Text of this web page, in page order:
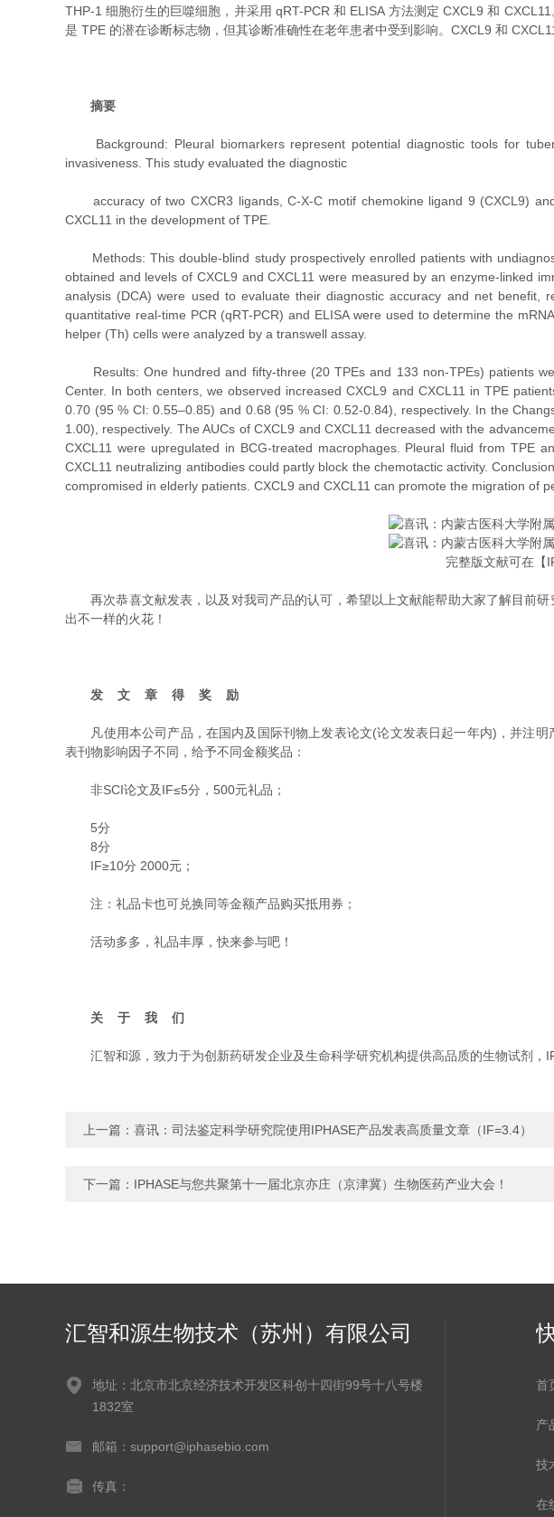
THP-1 细胞衍生的巨噬细胞，并采用 qRT-PCR 和 ELISA 方法测定 CXCL9 和
是 TPE 的潜在诊断标志物，但其诊断准确性在老年患者中受到影响。CXCL9 和
摘要
Background: Pleural biomarkers represent potential diagnostic tools for
invasiveness. This study evaluated the diagnostic
accuracy of two CXCR3 ligands, C-X-C motif chemokine ligand 9 (CXCL9)
CXCL11 in the development of TPE.
Methods: This double-blind study prospectively enrolled patients with
obtained and levels of CXCL9 and CXCL11 were measured by an enzyme-linked
analysis (DCA) were used to evaluate their diagnostic accuracy and net benefit,
quantitative real-time PCR (qRT-PCR) and ELISA were used to determine the
helper (Th) cells were analyzed by a transwell assay.
Results: One hundred and fifty-three (20 TPEs and 133 non-TPEs) patients
Center. In both centers, we observed increased CXCL9 and CXCL11 in TPE
0.70 (95 % CI: 0.55–0.85) and 0.68 (95 % CI: 0.52-0.84), respectively. In the
1.00), respectively. The AUCs of CXCL9 and CXCL11 decreased with the
CXCL11 were upregulated in BCG-treated macrophages. Pleural fluid from TPE
CXCL11 neutralizing antibodies could partly block the chemotactic activity.
compromised in elderly patients. CXCL9 and CXCL11 can promote the migration of
完整版文献可在【
再次恭喜文献发表，以及对我司产品的认可，希望以上文献能帮助大家了解目前研
出不一样的火花！
发 文 章 得 奖 励
凡使用本公司产品，在国内及国际刊物上发表论文(论文发表日起一年内)，并注明
表刊物影响因子不同，给予不同金额奖品：
非SCI论文及IF≤5分，500元礼品；
5分
8分
IF≥10分 2000元；
注：礼品卡也可兑换同等金额产品购买抵用券；
活动多多，礼品丰厚，快来参与吧！
关 于 我 们
汇智和源，致力于为创新药研发企业及生命科学研究机构提供高品质的生物试剂，
上一篇： 喜讯：司法鉴定科学研究院使用IPHASE产品发表高质量文章（IF=3.4）
下一篇： IPHASE与您共聚第十一届北京亦庄（京津冀）生物医药产业大会！
汇智和源生物技术（苏州）有限公司
地址：北京市北京经济技术开发区科创十四街99号十八号楼
1832室
邮箱：support@iphasebio.com
传真：
首
产
技
在